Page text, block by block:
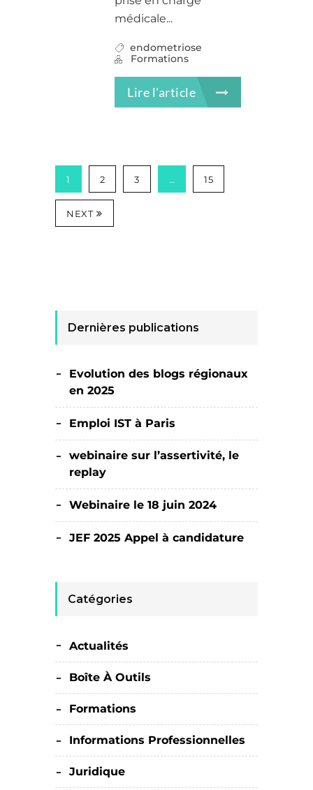
médicale...
endometriose
Formations
Lire l'article
1 2 3 … 15
NEXT
Dernières publications
Evolution des blogs régionaux
en 2025
Emploi IST à Paris
webinaire sur l’assertivité, le
replay
Webinaire le 18 juin 2024
JEF 2025 Appel à candidature
Catégories
Actualités
Boîte À Outils
Formations
Informations Professionnelles
Juridique